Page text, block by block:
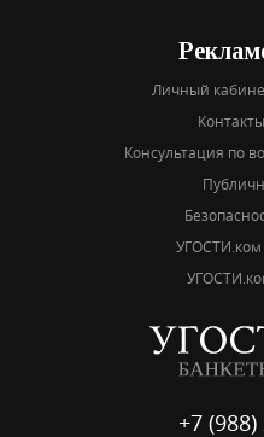
Личный
Консультация по
УГОСТИ.ком
+7